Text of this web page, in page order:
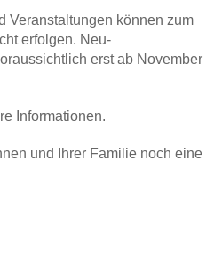
Veranstaltungen können zum
erfolgen. Neu-
erst ab November
Informationen.
und Ihrer Familie noch eine